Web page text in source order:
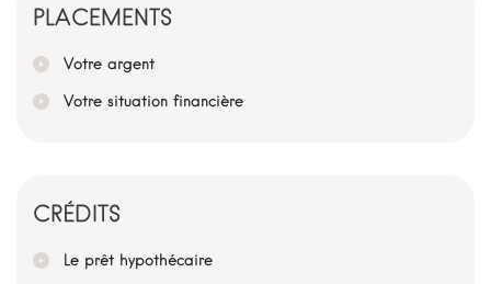
PLACEMENTS
Votre argent
Votre situation financière
CRÉDITS
Le prêt hypothécaire